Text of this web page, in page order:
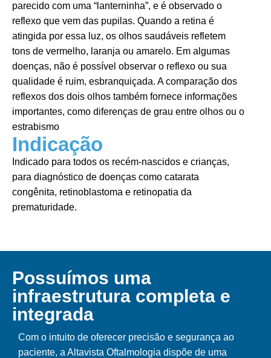
parecido com uma “lanterninha”, e é observado o
reflexo que vem das pupilas. Quando a retina é
atingida por essa luz, os olhos saudáveis refletem
tons de vermelho, laranja ou amarelo. Em algumas
doenças, não é possível observar o reflexo ou sua
qualidade é ruim, esbranquiçada. A comparação dos
reflexos dos dois olhos também fornece informações
importantes, como diferenças de grau entre olhos ou o
estrabismo
Indicação
Indicado para todos os recém-nascidos e crianças,
para diagnóstico de doenças como catarata
congênita, retinoblastoma e retinopatia da
prematuridade.
Possuímos uma
infraestrutura completa e
integrada
Com o intuito de oferecer precisão e segurança ao
paciente, a Altavista Oftalmologia dispõe de uma